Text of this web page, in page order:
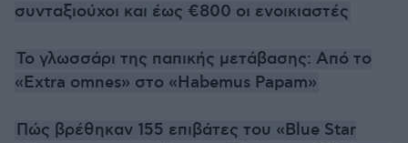
συνταξιούχοι και έως €800 oι ενοικιαστές
Το γλωσσάρι της παπικής μετάβασης: Από το
«Extra omnes» στο «Habemus Papam»
Πώς βρέθηκαν 155 επιβάτες του «Blue Star